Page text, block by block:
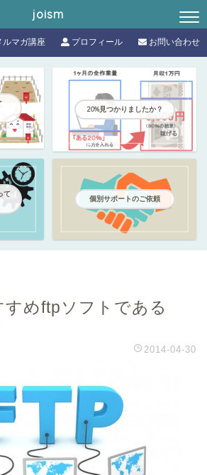
joism
ルマガ講座 プロフィール お問い合わせ
20%見つかりましたか？
て
個別サポートのご依頼
すめftpソフトである
2014-04-30